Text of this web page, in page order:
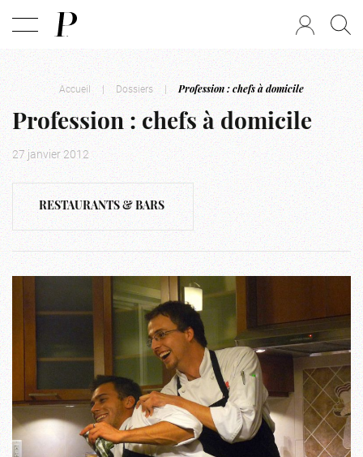
Accueil | Dossiers | Profession : chefs à domicile
Profession : chefs à domicile
27 janvier 2012
RESTAURANTS & BARS